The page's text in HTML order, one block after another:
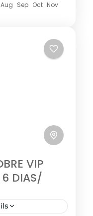
Aug Sep Oct Nov
VIP
6 DIAS/